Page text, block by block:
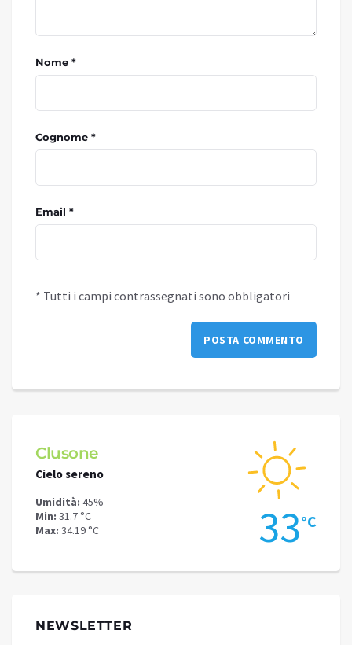
Nome *
Cognome *
Email *
* Tutti i campi contrassegnati sono obbligatori
Clusone
Cielo sereno
Umidità: 45%
Min: 31.7 °C
Max: 34.19 °C 33°C
NEWSLETTER